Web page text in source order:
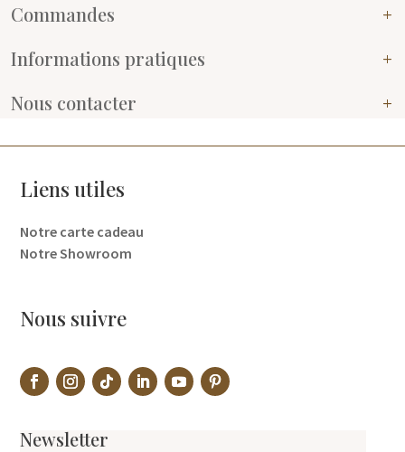
Commandes
Informations pratiques
Nous contacter
Liens utiles
Notre carte cadeau
Notre Showroom
Nous suivre
Newsletter